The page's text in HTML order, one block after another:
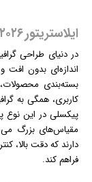
ایلاستریتور ۲۰۲۶ / Illustrator 2026
در دنیای طراحی
اندازه‌ای بدون افت
بسته‌بندی
پیکسلی در این نوع
مقیاس‌های بزرگ
دارند که دقت بالا،
فراهم کند.